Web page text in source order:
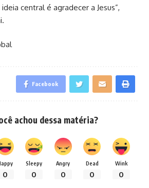
central é agradecer a Jesus”,
Facebook
achou dessa matéria?
0
Sleepy
0
Angry
0
Dead
0
Wink
0